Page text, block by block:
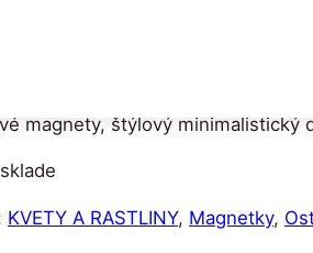
magnety, štýlový minimalistický
KVETY A RASTLINY, Magnetky,